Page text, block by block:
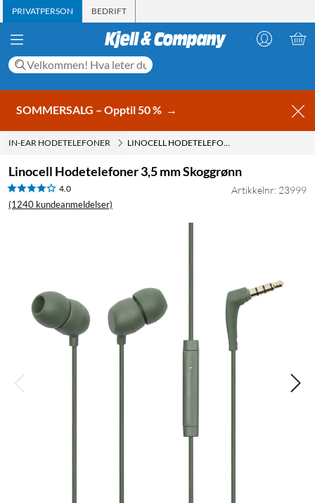
PRIVATPERSON BEDRIFT
SOMMERSALG – Opptil 50 % →
IN-EAR HODETELEFONER LINOCELL HODETELEFONER 3,5 MM SKOGGRØNN
Linocell Hodetelefoner 3,5 mm Skoggrønn
4.0
(1240 kundeanmeldelser)
Artikkelnr: 23999